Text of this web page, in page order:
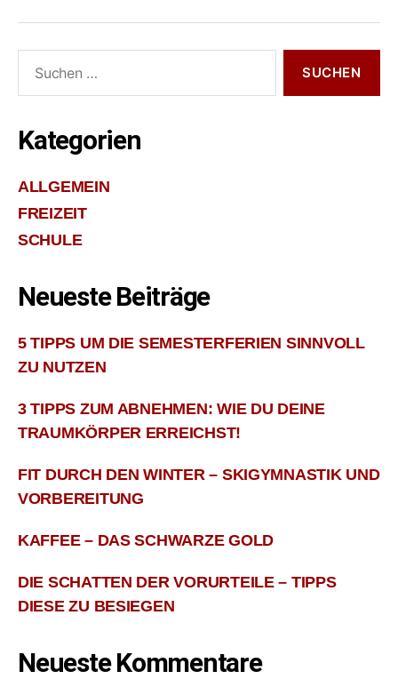
nach:
Kategorien
ALLGEMEIN
FREIZEIT
SCHULE
Neueste Beiträge
5 TIPPS UM DIE SEMESTERFERIEN SINNVOLL
ZU NUTZEN
3 TIPPS ZUM ABNEHMEN: WIE DU DEINE
TRAUMKÖRPER ERREICHST!
FIT DURCH DEN WINTER – SKIGYMNASTIK UND
VORBEREITUNG
KAFFEE – DAS SCHWARZE GOLD
DIE SCHATTEN DER VORURTEILE – TIPPS
DIESE ZU BESIEGEN
Neueste Kommentare